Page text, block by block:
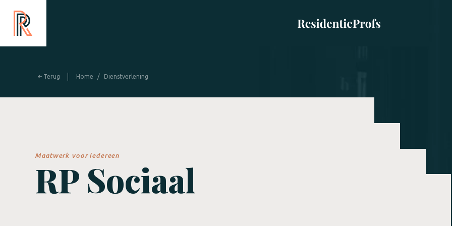
Terug Home / Dienstverlening
Maatwerk voor iedereen
RP Sociaal